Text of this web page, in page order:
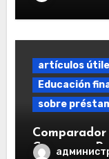
artículos
Educación
sobre
Comparar